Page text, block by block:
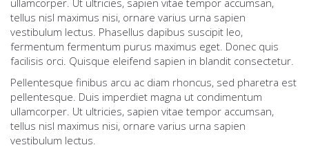
ullamcorper. Ut ultricies, sapien vitae tempor accumsan,
tellus nisl maximus nisi, ornare varius urna sapien
vestibulum lectus. Phasellus dapibus suscipit leo,
fermentum fermentum purus maximus eget. Donec quis
facilisis orci. Quisque eleifend sapien in blandit consectetur.
Pellentesque finibus arcu ac diam rhoncus, sed pharetra est
pellentesque. Duis imperdiet magna ut condimentum
ullamcorper. Ut ultricies, sapien vitae tempor accumsan,
tellus nisl maximus nisi, ornare varius urna sapien
vestibulum lectus.